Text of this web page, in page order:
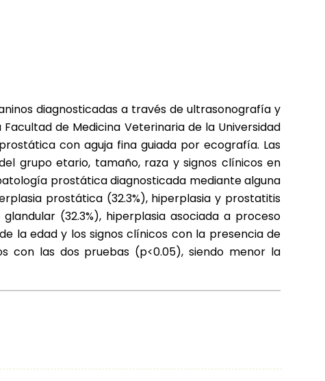
diagnosticadas a través de ultrasonografía y
de Medicina Veterinaria de la Universidad
con aguja fina guiada por ecografía. Las
grupo etario, tamaño, raza y signos clínicos en
prostática diagnosticada mediante alguna
prostática (32.3%), hiperplasia y prostatitis
(32.3%), hiperplasia asociada a proceso
la edad y los signos clínicos con la presencia de
con las dos pruebas (p<0.05), siendo menor la